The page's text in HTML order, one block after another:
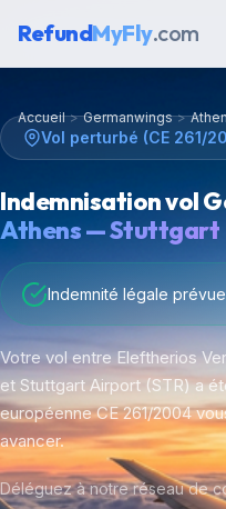
RefundMyFly.com
Accueil > Germanwings >
Vol perturbé (CE 261/
Indemnisation vol
Athens — Stuttgart
Indemnité légale
Votre vol entre Eleftherios
et Stuttgart Airport (STR) a
européenne CE 261/2004
avancer.
Déléguez à notre réseau de